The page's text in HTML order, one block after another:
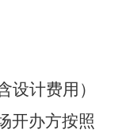
设计费用）
开办方按照